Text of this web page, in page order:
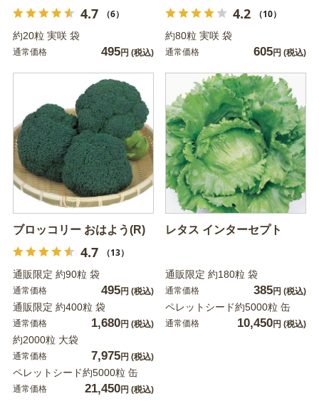
4.7 （6）
約20粒 実咲 袋
通常価格 495円 (税込)
4.2 （10）
約80粒 実咲 袋
通常価格 605円 (税込)
ブロッコリー おはよう(R)
4.7 （13）
通販限定 約90粒 袋
通常価格 495円 (税込)
通販限定 約400粒 袋
通常価格 1,680円 (税込)
約2000粒 大袋
通常価格 7,975円 (税込)
ペレットシード約5000粒 缶
通常価格 21,450円 (税込)
レタス インターセプト
通販限定 約180粒 袋
通常価格 385円 (税込)
ペレットシード約5000粒 缶
通常価格 10,450円 (税込)